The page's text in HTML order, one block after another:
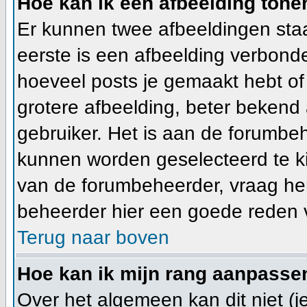
Er kunnen twee afbeeldingen
eerste is een afbeelding
hoeveel posts je gemaakt hebt
grotere afbeelding, beter
gebruiker. Het is aan de
kunnen worden geselecteerd te
van de forumbeheerder, vraag
beheerder hier een goede reden
Terug naar boven
Hoe kan ik mijn rang
Over het algemeen kan dit niet